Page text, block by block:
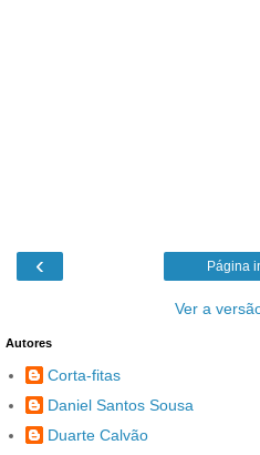
‹ Página
Ver a
Autores
Corta-fitas
Daniel Santos Sousa
Duarte Calvão